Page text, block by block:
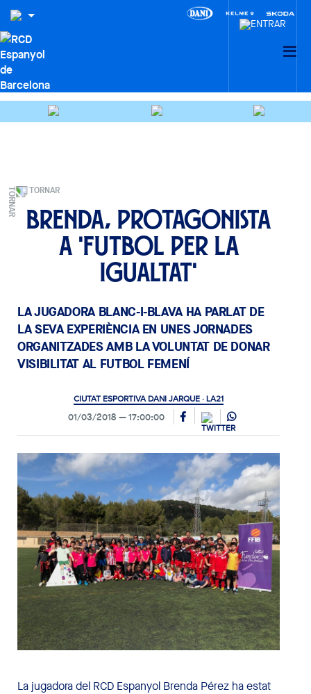
TORNAR
Brenda, protagonista
a 'Futbol per la
Igualtat'
LA JUGADORA BLANC-I-BLAVA HA PARLAT DE
LA SEVA EXPERIÈNCIA EN UNES JORNADES
ORGANITZADES AMB LA VOLUNTAT DE DONAR
VISIBILITAT AL FUTBOL FEMENÍ
CIUTAT ESPORTIVA DANI JARQUE · LA21
01/03/2018 17:00:00
La jugadora del RCD Espanyol Brenda Pérez ha estat